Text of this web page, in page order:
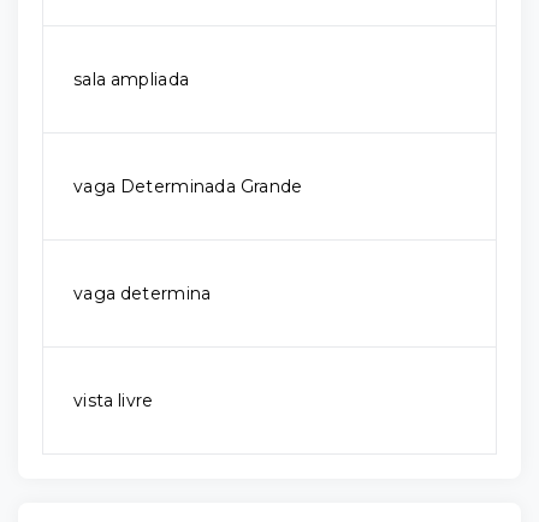
sala ampliada
vaga Determinada Grande
vaga determina
vista livre